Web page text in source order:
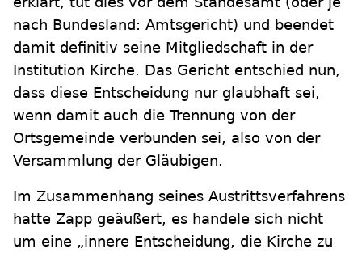
nach Bundesland: Amtsgericht) und beendet
damit definitiv seine Mitgliedschaft in der
Institution Kirche. Das Gericht entschied nun,
dass diese Entscheidung nur glaubhaft sei,
wenn damit auch die Trennung von der
Ortsgemeinde verbunden sei, also von der
Versammlung der Gläubigen.
Im Zusammenhang seines Austrittsverfahrens
hatte Zapp geäußert, es handele sich nicht
um eine „innere Entscheidung, die Kirche zu